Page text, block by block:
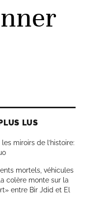
LUS
miroirs de l’histoire:
mortels, véhicules
colère monte sur la
entre Bir Jdid et El